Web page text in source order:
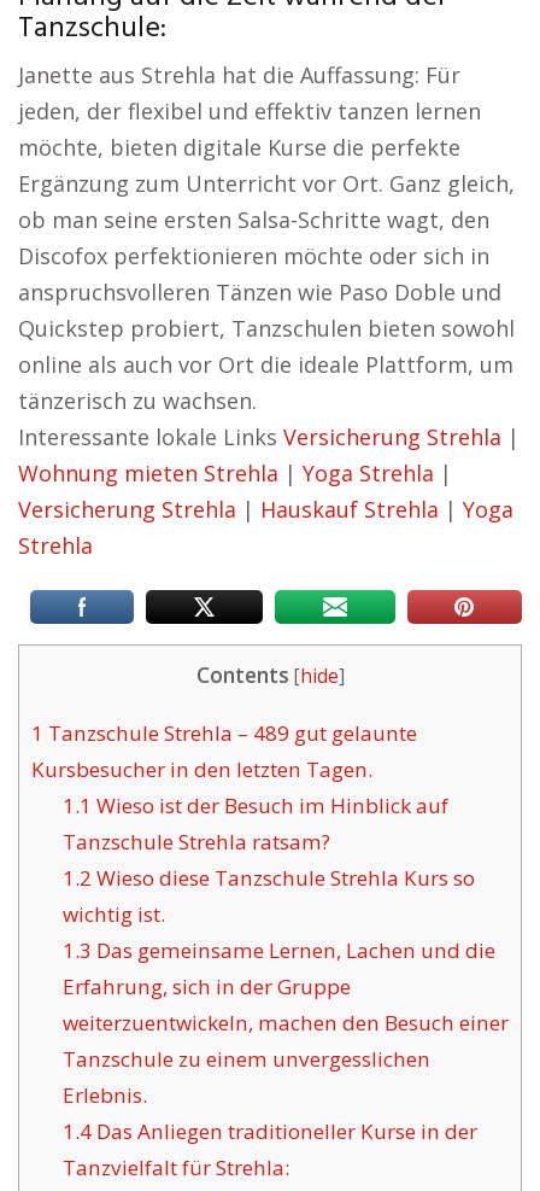
Tanzschule:
Janette aus Strehla hat die Auffassung: Für
jeden, der flexibel und effektiv tanzen lernen
möchte, bieten digitale Kurse die perfekte
Ergänzung zum Unterricht vor Ort. Ganz gleich,
ob man seine ersten Salsa-Schritte wagt, den
Discofox perfektionieren möchte oder sich in
anspruchsvolleren Tänzen wie Paso Doble und
Quickstep probiert, Tanzschulen bieten sowohl
online als auch vor Ort die ideale Plattform, um
tänzerisch zu wachsen.
Interessante lokale Links Versicherung Strehla |
Wohnung mieten Strehla | Yoga Strehla |
Versicherung Strehla | Hauskauf Strehla | Yoga
Strehla
Contents [hide]
1 Tanzschule Strehla – 489 gut gelaunte
Kursbesucher in den letzten Tagen.
1.1 Wieso ist der Besuch im Hinblick auf
Tanzschule Strehla ratsam?
1.2 Wieso diese Tanzschule Strehla Kurs so
wichtig ist.
1.3 Das gemeinsame Lernen, Lachen und die
Erfahrung, sich in der Gruppe
weiterzuentwickeln, machen den Besuch einer
Tanzschule zu einem unvergesslichen
Erlebnis.
1.4Das Anliegen traditioneller Kurse in der
Tanzvielfalt für Strehla: